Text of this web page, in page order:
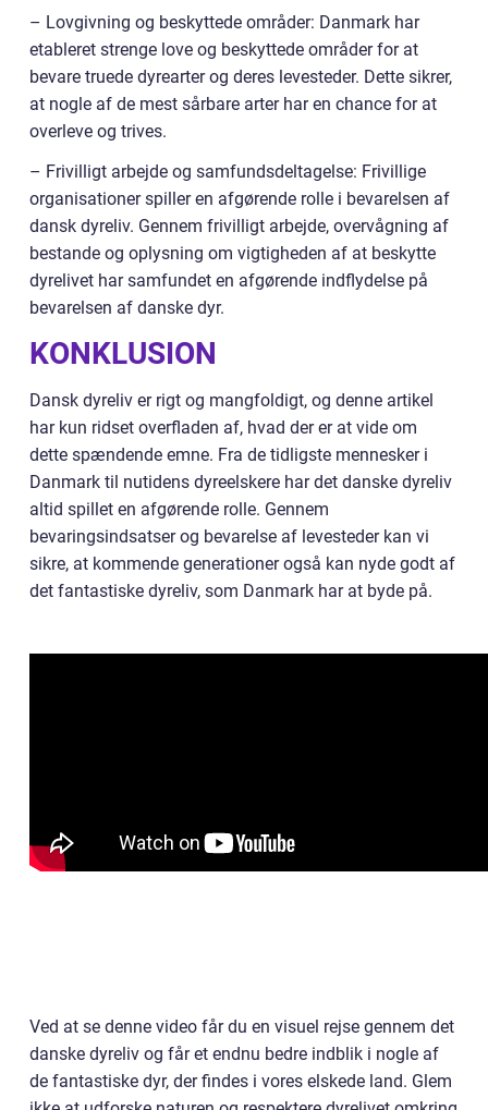
– Lovgivning og beskyttede områder: Danmark har
etableret strenge love og beskyttede områder for at
bevare truede dyrearter og deres levesteder. Dette sikrer,
at nogle af de mest sårbare arter har en chance for at
overleve og trives.
– Frivilligt arbejde og samfundsdeltagelse: Frivillige
organisationer spiller en afgørende rolle i bevarelsen af
dansk dyreliv. Gennem frivilligt arbejde, overvågning af
bestande og oplysning om vigtigheden af at beskytte
dyrelivet har samfundet en afgørende indflydelse på
bevarelsen af danske dyr.
KONKLUSION
Dansk dyreliv er rigt og mangfoldigt, og denne artikel
har kun ridset overfladen af, hvad der er at vide om
dette spændende emne. Fra de tidligste mennesker i
Danmark til nutidens dyreelskere har det danske dyreliv
altid spillet en afgørende rolle. Gennem
bevaringsindsatser og bevarelse af levesteder kan vi
sikre, at kommende generationer også kan nyde godt af
det fantastiske dyreliv, som Danmark har at byde på.
Ved at se denne video får du en visuel rejse gennem det
danske dyreliv og får et endnu bedre indblik i nogle af
de fantastiske dyr, der findes i vores elskede land. Glem